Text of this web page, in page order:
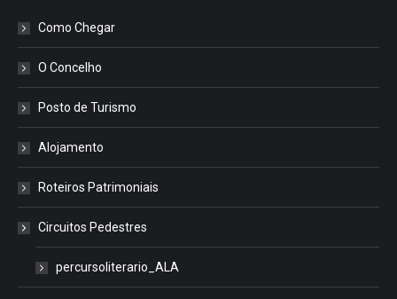
Como Chegar
O Concelho
Posto de Turismo
Alojamento
Roteiros Patrimoniais
Circuitos Pedestres
percursoliterario_ALA